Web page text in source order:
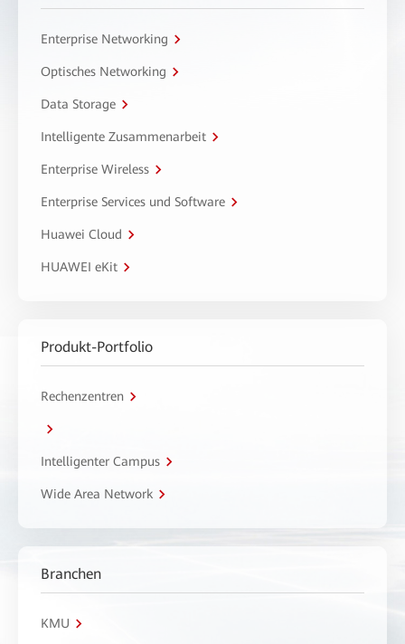
Enterprise Networking
Optisches Networking
Data Storage
Intelligente Zusammenarbeit
Enterprise Wireless
Enterprise Services und Software
Huawei Cloud
HUAWEI eKit
Produkt-Portfolio
Rechenzentren
Intelligenter Campus
Wide Area Network
Branchen
KMU